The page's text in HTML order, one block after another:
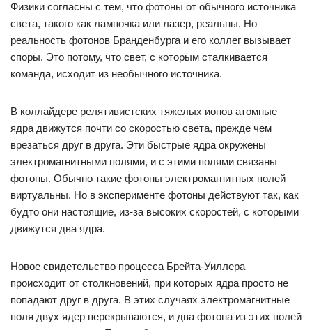
Физики согласны с тем, что фотоны от обычного источника
света, такого как лампочка или лазер, реальны. Но
реальность фотонов Бранденбурга и его коллег вызывает
споры. Это потому, что свет, с которым сталкивается
команда, исходит из необычного источника.
В коллайдере релятивистских тяжелых ионов атомные
ядра движутся почти со скоростью света, прежде чем
врезаться друг в друга. Эти быстрые ядра окружены
электромагнитными полями, и с этими полями связаны
фотоны. Обычно такие фотоны электромагнитных полей
виртуальны. Но в эксперименте фотоны действуют так, как
будто они настоящие, из-за высоких скоростей, с которыми
движутся два ядра.
Новое свидетельство процесса Брейта-Уиллера
происходит от столкновений, при которых ядра просто не
попадают друг в друга. В этих случаях электромагнитные
поля двух ядер перекрываются, и два фотона из этих полей